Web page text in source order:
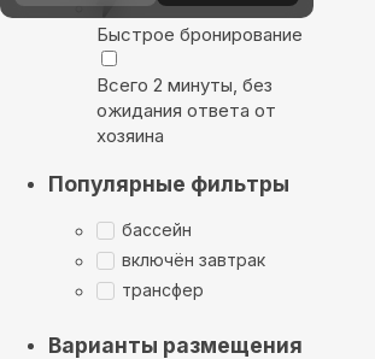
Быстрое бронирование
Всего 2 минуты, без
ожидания ответа от
хозяина
Популярные фильтры
бассейн
включён завтрак
трансфер
Варианты размещения